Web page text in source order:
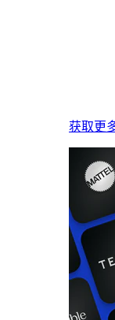
获取更